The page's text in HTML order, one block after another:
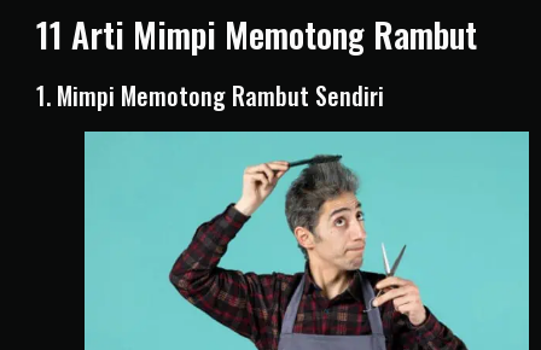
11 Arti Mimpi Memotong Rambut
1. Mimpi Memotong Rambut Sendiri